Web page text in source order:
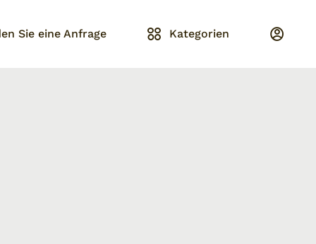
Sie eine Anfrage Kategorien